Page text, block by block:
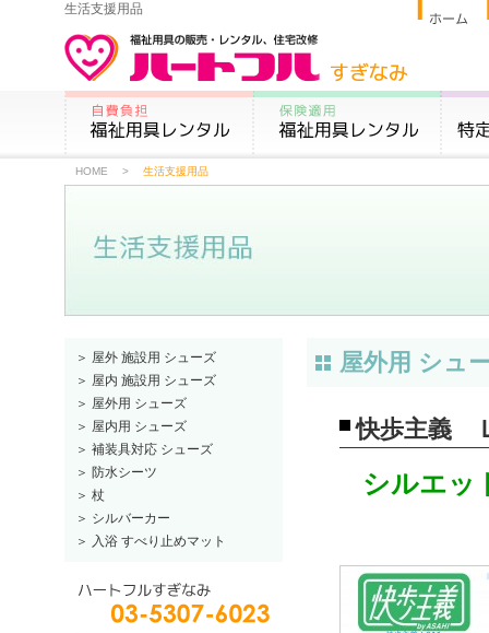
生活支援用品
HOME > 生活支援用品
＞ 屋外 施設用 シューズ
＞ 屋内 施設用 シューズ
＞ 屋外用 シューズ
＞ 屋内用 シューズ
＞ 補装具対応 シューズ
＞ 防水シーツ
＞ 杖
＞ シルバーカー
＞ 入浴 すべり止めマット
屋外用 シュ
快歩主義
シルエッ